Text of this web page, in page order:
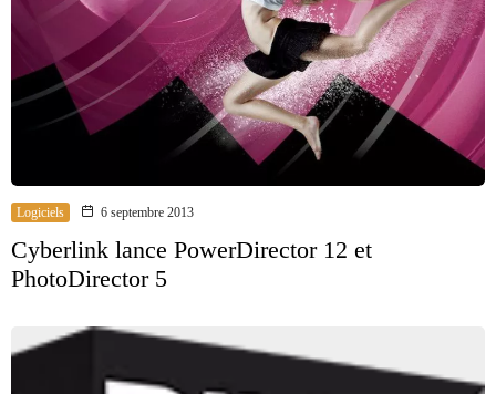
Logiciels 6 septembre 2013
Cyberlink lance PowerDirector 12 et
PhotoDirector 5